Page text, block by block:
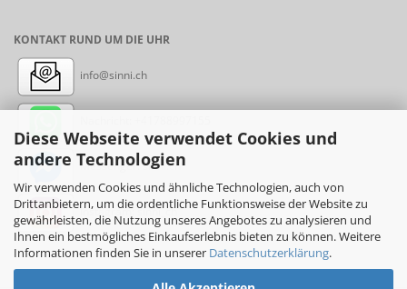
Diese Webseite verwendet Cookies und
andere Technologien
Wir verwenden Cookies und ähnliche Technologien, auch von
Drittanbietern, um die ordentliche Funktionsweise der Website zu
gewährleisten, die Nutzung unseres Angebotes zu analysieren und
Ihnen ein bestmögliches Einkaufserlebnis bieten zu können. Weitere
Informationen finden Sie in unserer Datenschutzerklärung.
KONTAKT RUND UM DIE UHR
info@sinni.ch
Messenger: sinni.ch
Instagram: sinni_ch